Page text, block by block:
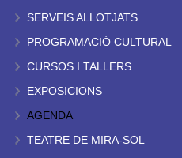
SERVEIS ALLOTJATS
PROGRAMACIÓ CULTURAL
CURSOS I TALLERS
EXPOSICIONS
AGENDA
TEATRE DE MIRA-SOL